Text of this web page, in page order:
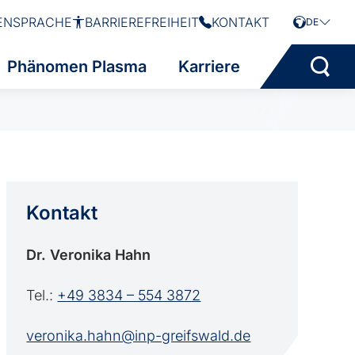
BARRIEREFREIHEIT KONTAKT DE
Phänomen Plasma Karriere
Kontakt
Dr. Veronika Hahn
Tel.: +49 3834 – 554 3872
veronika.hahn@inp-greifswald.de